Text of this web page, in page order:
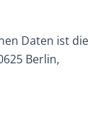
Daten ist die
Berlin,